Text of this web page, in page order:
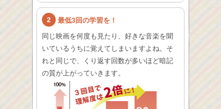
2
最低3回の学習を！
同じ映画を何度も見たり、好きな音楽を聞
いているうちに覚えてしまいますよね。そ
れと同じで、くり返す回数が多いほど暗記
の質が上がっていきます。